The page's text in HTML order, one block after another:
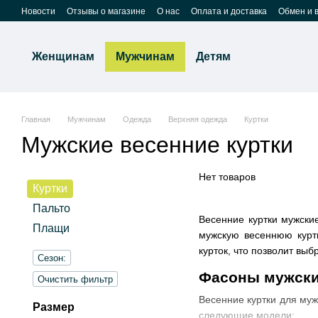
Перейти к основному контенту
Новости Отзывы о магазине О нас Оплата и доставка Обмен и
Женщинам Мужчинам Детям
Главная Мужчинам Одежда Верхняя одежда Куртки
Мужские весенние куртки
Весенние куртки
мужскую весеннюю
курток, что позволит
Фасоны
Весенние куртки для
следующие модели:
Нет товаров
Куртки
Пальто
Плащи
Сезон:
Очистить фильтр
Размер